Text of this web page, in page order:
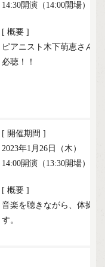
14:30開演（14:00開場）
[ 概要 ]
ピアニスト木下萌恵さん
必聴！！
[ 開催期間 ]
2023年1月26日（木）
14:00開演（13:30開場）
[ 概要 ]
音楽を聴きながら、体操
す。